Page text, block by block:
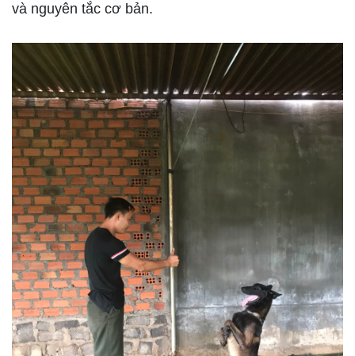
và nguyên tắc cơ bản.